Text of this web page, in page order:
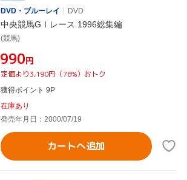
DVD・ブルーレイ
DVD
中央競馬GⅠレース 1996総集編
(競馬)
¥990円
定価より3,190円（76%）おトク
獲得ポイント 9P
在庫あり
発売年月日：2000/07/19
カートへ追加